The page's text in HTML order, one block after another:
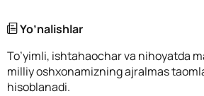
Yo’nalishlar
To’yimli, ishtahaochar va nihoyatda
milliy oshxonamizning ajralmas
hisoblanadi.